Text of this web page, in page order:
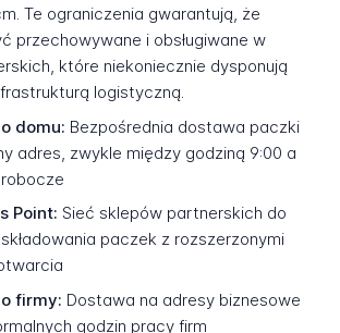
Te ograniczenia gwarantują, że
przechowywane i obsługiwane w
które niekoniecznie dysponują
logistyczną.
domu: Bezpośrednia dostawa paczki
adres, zwykle między godziną 9:00 a
Point: Sieć sklepów partnerskich do
paczek z rozszerzonymi
firmy: Dostawa na adresy biznesowe
godzin pracy firm